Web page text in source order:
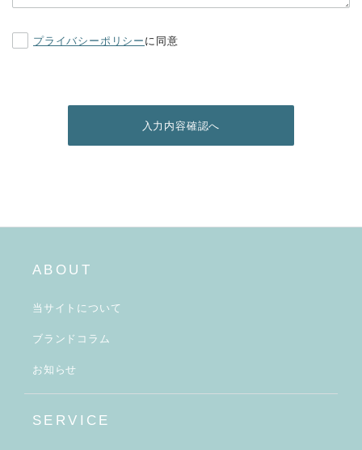
プライバシーポリシー に同意
入力内容確認へ
ABOUT
当サイトについて
ブランドコラム
お知らせ
SERVICE